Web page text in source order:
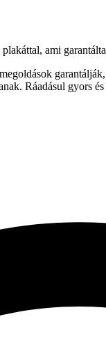
ami
Ráadásul gyors